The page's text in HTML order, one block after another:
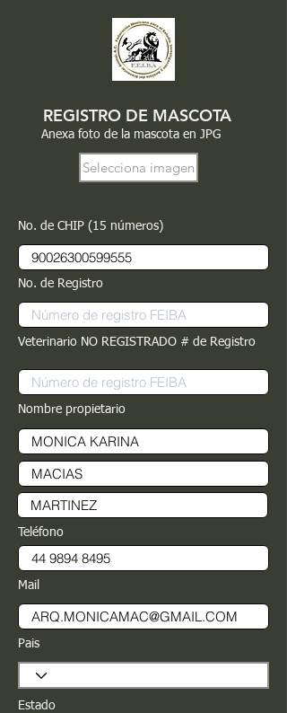
REGISTRO DE MASCOTA
Anexa foto de la mascota en JPG
Selecciona imagen
No. de CHIP (15 números)
No. de Registro
Veterinario NO REGISTRADO # de Registro
Nombre propietario
Teléfono
Mail
Pais
Estado